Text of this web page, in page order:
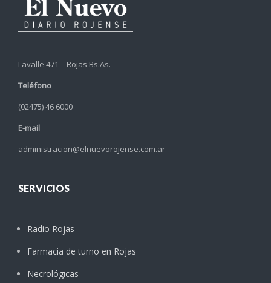
Lavalle 471 – Rojas Bs.As.
Teléfono
(02475) 46 6000
E-mail
administracion@elnuevorojense.com.ar
SERVICIOS
Radio Rojas
Farmacia de turno en Rojas
Necrológicas